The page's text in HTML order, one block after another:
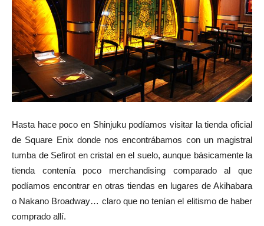
Hasta hace poco en Shinjuku podíamos visitar la tienda oficial
de Square Enix donde nos encontrábamos con un magistral
tumba de Sefirot en cristal en el suelo, aunque básicamente la
tienda contenía poco merchandising comparado al que
podíamos encontrar en otras tiendas en lugares de Akihabara
o Nakano Broadway… claro que no tenían el elitismo de haber
comprado allí.